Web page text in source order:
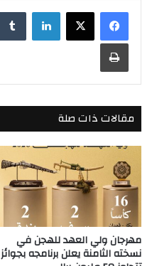
لينكدإن
طباعة
مقالات ذات صلة
مهرجان ولي العهد للهجن في
نسخته الثامنة يعلن برنامجه بجوائز